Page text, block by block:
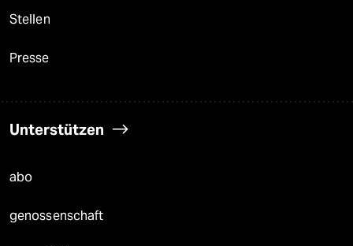
Stellen
Presse
Unterstützen
abo
genossenschaft